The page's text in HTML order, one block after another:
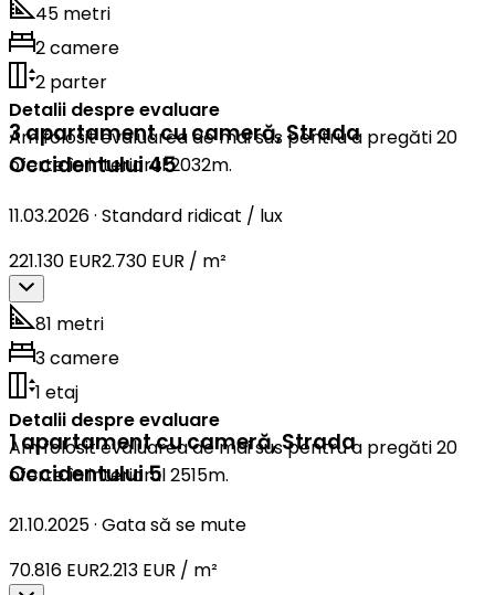
45 metri
2 camere
2 parter
Detalii despre evaluare
Am folosit evaluarea de mai sus pentru a pregăti 20
oferte în interiorul 2032m.
3 apartament cu cameră,Strada
Occidentului 45
11.03.2026· Standard ridicat / lux
221.130 EUR2.730 EUR / m²
81 metri
3 camere
1 etaj
Detalii despre evaluare
Am folosit evaluarea de mai sus pentru a pregăti 20
oferte în interiorul 2515m.
1 apartament cu cameră,Strada
Occidentului 5
21.10.2025· Gata să se mute
70.816 EUR2.213 EUR / m²